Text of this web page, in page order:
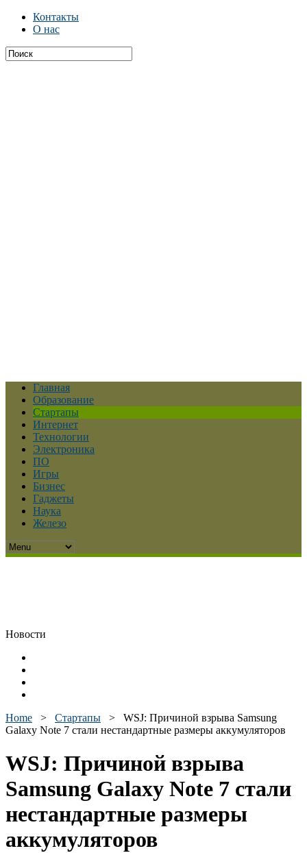
Контакты
О нас
Главная
Образование
Стартапы
Интернет
Технологии
Электроника
ПО
Игры
Бизнес
Гаджеты
Наука
Железо
Новости
Home > Стартапы > WSJ: Причиной взрыва Samsung
Galaxy Note 7 стали нестандартные размеры аккумуляторов
WSJ: Причиной взрыва
Samsung Galaxy Note 7 стали
нестандартные размеры
аккумуляторов